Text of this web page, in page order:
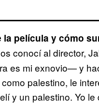
película y cómo
conocí al director,
es mi exnovio— y
palestino, le
y un palestino. Yo